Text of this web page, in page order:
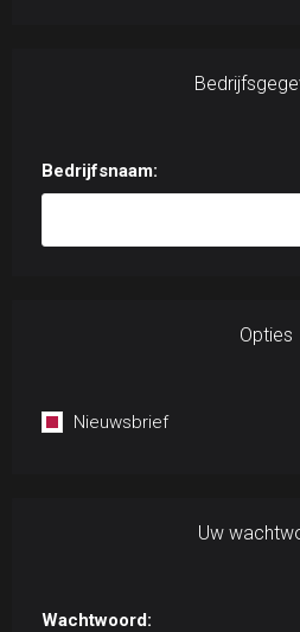
Bedrijfsnaam:
Opties
Nieuwsbrief
Uw
Wachtwoord: